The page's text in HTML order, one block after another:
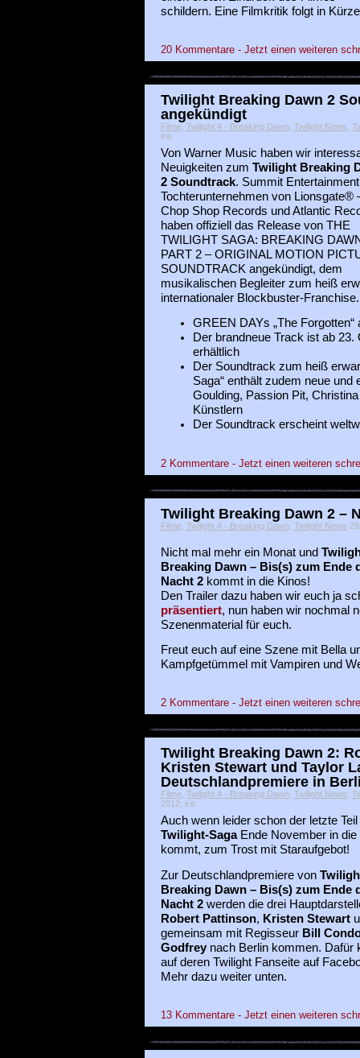
schildern. Eine Filmkritik folgt in
20 Kommentare - Jetzt einen weiteren
Twilight Breaking Dawn 2
angekündigt
Filme, Twilight 4 - Breaking Dawn, Twilight News
iris
Von Warner Music haben wir
Neuigkeiten zum Twilight Breaking
2 Soundtrack. Summit
Tochterunternehmen von Lionsgate®
Chop Shop Records und Atlantic
haben offiziell das Release von THE
TWILIGHT SAGA: BREAKING
PART 2 – ORIGINAL MOTION
SOUNDTRACK angekündigt, dem
musikalischen Begleiter zum heiß
internationaler Blockbuster-Franchise.
GREEN DAYs „The
Der brandneue Track ist ab 23.
erhältlich
Der Soundtrack zum heiß
Saga“ enthält zudem neue
Goulding, Passion Pit,
Künstlern
Der Soundtrack erscheint
2 Kommentare - Jetzt einen weiteren
Twilight Breaking Dawn 2 –
Filme, Twilight 4 - Breaking Dawn, Twilight News
Nicht mal mehr ein Monat und
Breaking Dawn – Bis(s) zum Ende
Nacht 2kommt in die Kinos!
Den Trailer dazu haben wir euch ja
präsentiert, nun haben wir nochmal
Szenenmaterial für euch.
Freut euch auf eine Szene mit Bella
Kampfgetümmel mit Vampiren und
2 Kommentare - Jetzt einen weiteren
Twilight Breaking Dawn 2:
Kristen Stewart und Taylor
Deutschlandpremiere in
Filme, Twilight 4 - Breaking Dawn, Twilight News
2012, iris
Auch wenn leider schon der letzte Teil
Twilight-SagaEnde November in die
kommt, zum Trost mit Staraufgebot!
Zur Deutschlandpremiere von
Breaking Dawn – Bis(s) zum Ende
Nacht 2werden die drei
Robert Pattinson, Kristen Stewart
gemeinsam mit Regisseur Bill
Godfreynach Berlin kommen. Dafür
auf deren Twilight Fanseite auf
Mehr dazu weiter unten.
13 Kommentare - Jetzt einen weiteren